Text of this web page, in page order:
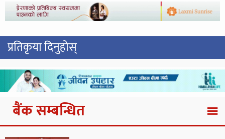
प्रतिकृया दिनुहोस्
बैंक सम्बन्धित